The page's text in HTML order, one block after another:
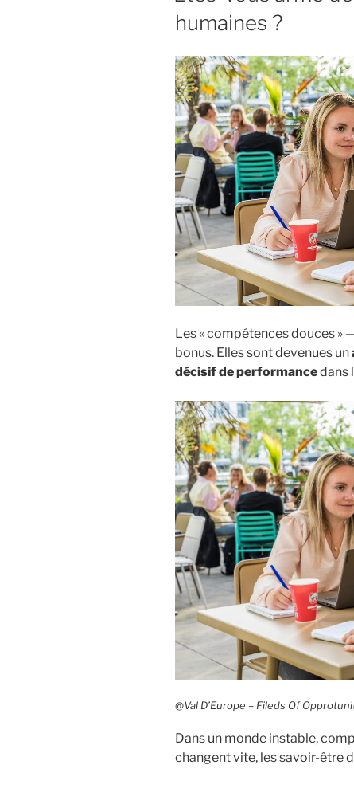
humaines ?
Les « compétences douces »
bonus. Elles sont devenues un
décisif de performancedans
@Val D’Europe – Fileds Of
Dans un monde instable,
changent vite, les savoir-être